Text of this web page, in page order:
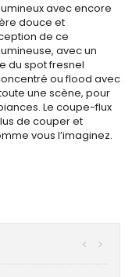
avec encore
douce et
de ce
avec un
du spot fresnel
ou flood avec
une scène, pour
Le coupe-flux
de couper et
vous l’imaginez.
>
<